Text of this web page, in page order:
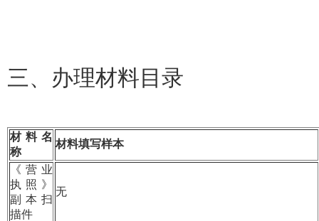
三、 办理材料目录
材料名
称
材料填写样本
《营业
执照》
副本扫
描件
无